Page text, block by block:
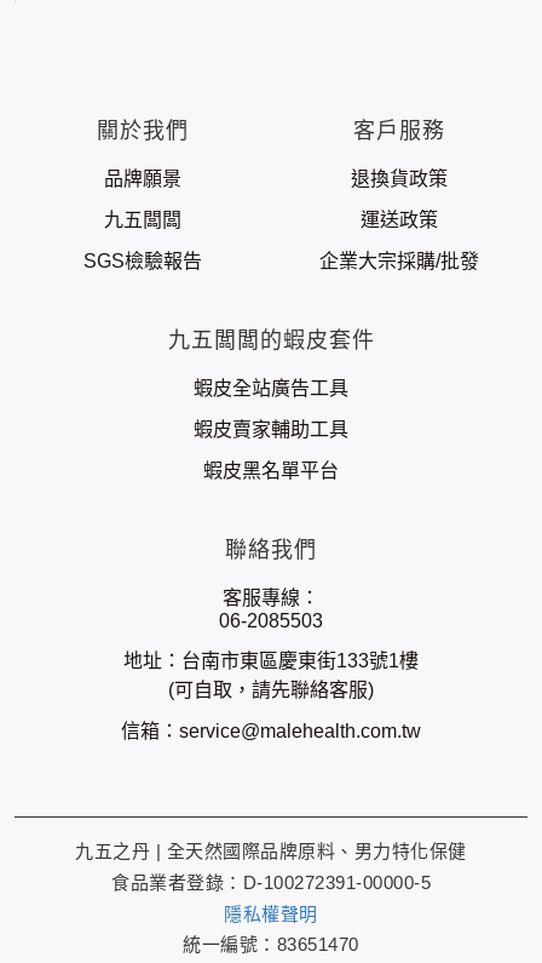
客服專線
06-2085503
AM10:00 ~ PM06:00
關於我們
品牌願景
九五闆闆
SGS檢驗報告
客戶服務
退換貨政策
運送政策
企業大宗採購/批發
九五闆闆的蝦皮套件
蝦皮全站廣告工具
蝦皮賣家輔助工具
蝦皮黑名單平台
聯絡我們
客服專線：
06-2085503
地址：台南市東區慶東街133號1樓
(可自取，請先聯絡客服)
信箱： service@malehealth.com.tw
九五之丹 | 全天然國際品牌原料、男力特化保健
食品業者登錄：D-100272391-00000-5
隱私權聲明
統一編號：83651470